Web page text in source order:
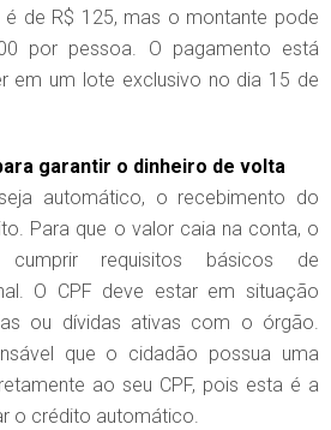
de R$ 125, mas o montante pode
por pessoa. O pagamento está
em um lote exclusivo no dia 15 de
garantir o dinheiro de volta
automático, o recebimento do
Para que o valor caia na conta, o
cumprir requisitos básicos de
O CPF deve estar em situação
ou dívidas ativas com o órgão.
que o cidadão possua uma
ao seu CPF, pois esta é a
o crédito automático.